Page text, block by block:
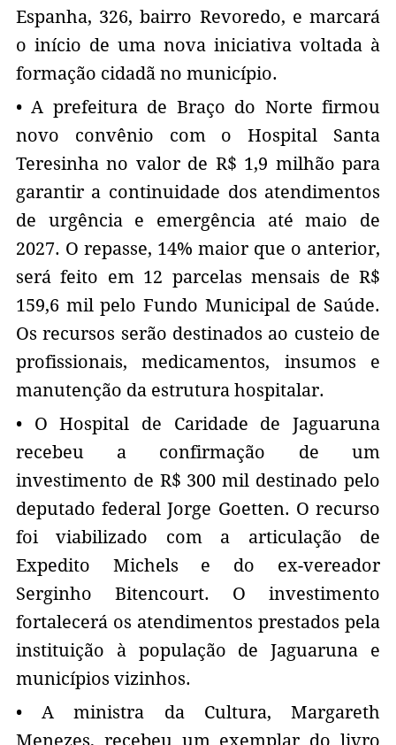
Espanha, 326, bairro Revoredo, e marcará
o início de uma nova iniciativa voltada à
formação cidadã no município.
• A prefeitura de Braço do Norte firmou
novo convênio com o Hospital Santa
Teresinha no valor de R$ 1,9 milhão para
garantir a continuidade dos atendimentos
de urgência e emergência até maio de
2027. O repasse, 14% maior que o anterior,
será feito em 12 parcelas mensais de R$
159,6 mil pelo Fundo Municipal de Saúde.
Os recursos serão destinados ao custeio de
profissionais, medicamentos, insumos e
manutenção da estrutura hospitalar.
• O Hospital de Caridade de Jaguaruna
recebeu a confirmação de um
investimento de R$ 300 mil destinado pelo
deputado federal Jorge Goetten. O recurso
foi viabilizado com a articulação de
Expedito Michels e do ex-vereador
Serginho Bitencourt. O investimento
fortalecerá os atendimentos prestados pela
instituição à população de Jaguaruna e
municípios vizinhos.
• A ministra da Cultura, Margareth
Menezes, recebeu um exemplar do livro